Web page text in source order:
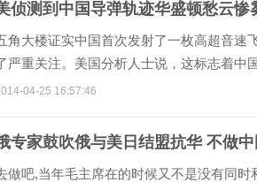
侦测到中国导弹轨迹华盛顿愁云惨
角大楼证实中国首次发射了一枚高超音速
严重关注。美国分析人士说，这标志着中
的重要一步，严重威胁美国多年打造的导弹
04-25 16:57:46
专家鼓吹俄与美日结盟抗华 不做
做吧,当年毛主席在的时候又不是没有同